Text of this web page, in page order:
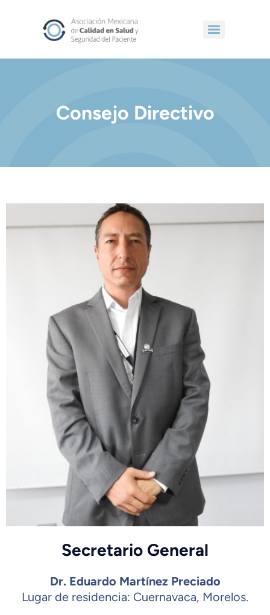
Consejo Directivo
Secretario General
Dr. Eduardo Martínez Preciado
Lugar de residencia: Cuernavaca, Morelos.